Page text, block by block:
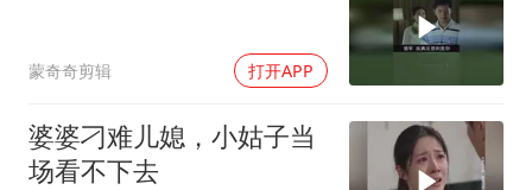
蒙奇奇剪辑 打开APP
婆婆刁难儿媳，小姑子当
场看不下去